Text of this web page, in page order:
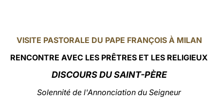
العربيّة
中文
LATINE
VISITE PASTORALE DU PAPE FRANÇOIS À MILAN
RENCONTRE AVEC LES PRÊTRES ET LES RELIGIEUX
DISCOURS DU SAINT-PÈRE
Solennité de l'Annonciation du Seigneur